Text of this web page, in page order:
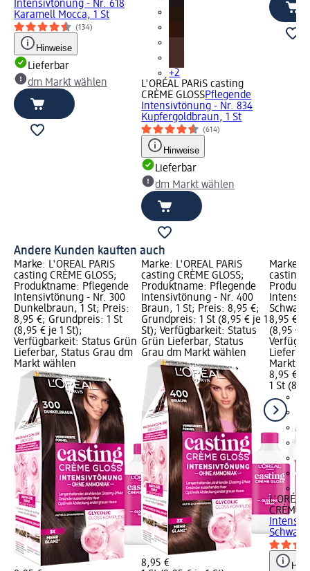
Intensivtönung - Nr. 618
Karamell Mocca, 1 St
(134)
Hinweise
Lieferbar
dm Markt wählen
+2
L'ORÉAL PARiS casting
CRÈME GLOSSPflegende
Intensivtönung - Nr. 834
Kupfergoldbraun, 1 St
(614)
Hinweise
Lieferbar
dm Markt wählen
Andere Kunden kauften auch
Marke: L'ORÉAL PARiS
casting CRÈME GLOSS;
Produktname: Pflegende
Intensivtönung - Nr. 300
Dunkelbraun, 1 St; Preis:
8,95 €; Grundpreis: 1 St
(8,95 € je 1 St);
Verfügbarkeit: Status Grün
Lieferbar, Status Grau dm
Markt wählen
Marke: L'ORÉAL PARiS
casting CRÈME GLOSS;
Produktname: Pflegende
Intensivtönung - Nr. 400
Braun, 1 St; Preis: 8,95 €;
Grundpreis: 1 St (8,95 € je 1
St); Verfügbarkeit: Status
Grün Lieferbar, Status
Grau dm Markt wählen
8,95 €
Marke:
casting
8,95 €;
(8,95 €
Markt
8,95 €
1 St
CRÈME